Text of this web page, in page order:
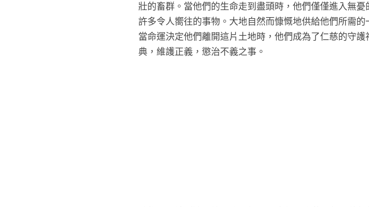
壯的畜群。當他們的生命走到盡頭時，他們僅僅進入無
許多令人嚮往的事物。大地自然而慷慨地供給他們所需
當命運決定他們離開這片土地時，他們成為了仁慈的守
典，維護正義，懲治不義之事。